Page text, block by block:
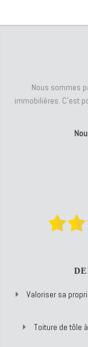
Nous sommes
immobilières. C'est
Valoriser sa
Toiture de tôle